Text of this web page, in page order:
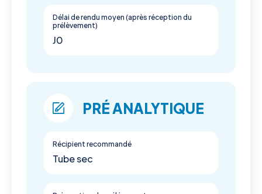
Délai de rendu moyen (après réception du
prélèvement)
J0
PRÉ ANALYTIQUE
Récipient recommandé
Tube sec